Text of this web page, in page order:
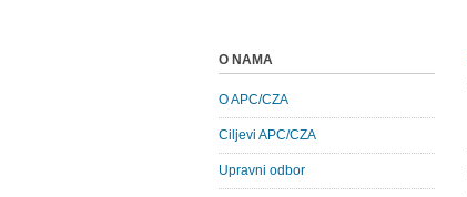
O NAMA
O APC/CZA
Ciljevi APC/CZA
Upravni odbor